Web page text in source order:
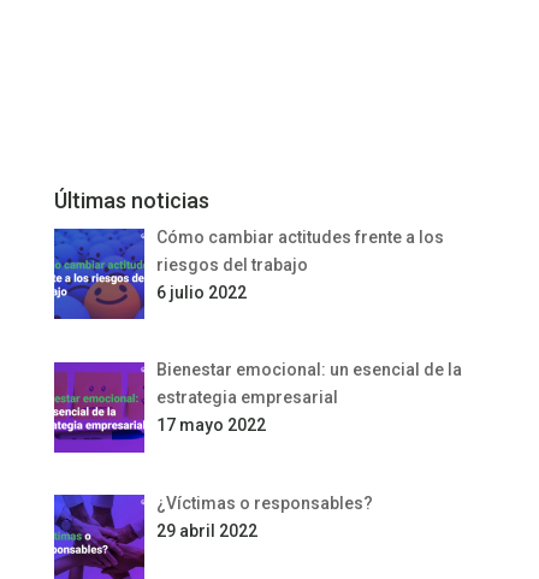
Últimas noticias
Cómo cambiar actitudes frente a los
riesgos del trabajo
6 julio 2022
Bienestar emocional: un esencial de la
estrategia empresarial
17 mayo 2022
¿Víctimas o responsables?
29 abril 2022